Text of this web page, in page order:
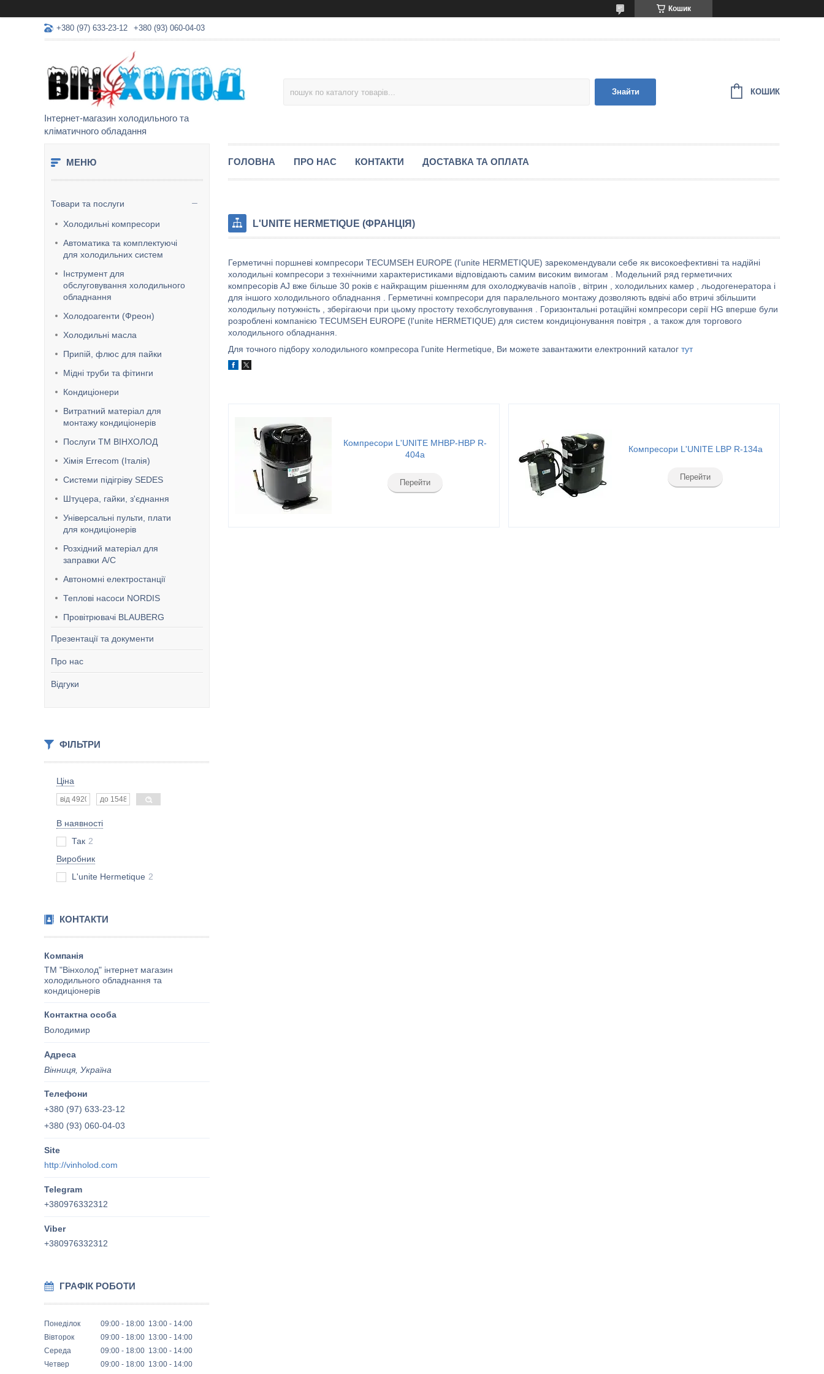
Кошик
+380 (97) 633-23-12 +380 (93) 060-04-03
Інтернет-магазин холодильного та
кліматичного обладання
Знайти КОШИК
Товари та послуги
Холодильні компресори
Автоматика та комплектуючі
для холодильних систем
Інструмент для
обслуговування холодильного
обладнання
Холодоагенти (Фреон)
Холодильні масла
Припій, флюс для пайки
Мідні труби та фітинги
Кондиціонери
Витратний матеріал для
монтажу кондиціонерів
Послуги ТМ ВІНХОЛОД
Хімія Errecom (Італія)
Системи підігріву SEDES
Штуцера, гайки, з'єднання
Універсальні пульти, плати
для кондиціонерів
Розхідний матеріал для
заправки А/С
Автономні електростанції
Теплові насоси NORDIS
Провітрювачі BLAUBERG
Презентації та документи
Про нас
Відгуки
ФІЛЬТРИ
Ціна
В наявності
Так 2
Виробник
L'unite Hermetique 2
КОНТАКТИ
ТМ "Вінхолод" інтернет магазин
холодильного обладнання та
кондиціонерів
Володимир
Вінниця, Україна
+380 (97) 633-23-12
+380 (93) 060-04-03
http://vinholod.com
+380976332312
+380976332312
ГРАФІК РОБОТИ
Понеділок 09:00 18:00 13:00
14:00
Вівторок
09:00 18:00 13:00
14:00
Середа
09:00 18:00 13:00
14:00
Четвер
09:00 18:00 13:00
14:00
ГОЛОВНА ПРО НАС КОНТАКТИ ДОСТАВКА ТА ОПЛАТА
L'UNITE HERMETIQUE (ФРАНЦІЯ)
Герметичні поршневі компресори TECUMSEH EUROPE (l'unite HERMETIQUE) зарекомендували себе як високоефективні та надійні
холодильні компресори з технічними характеристиками відповідають самим високим вимогам . Модельний ряд герметичних
компресорів AJ вже більше 30 років є найкращим рішенням для охолоджувачів напоїв , вітрин , холодильних камер , льодогенератора і
для іншого холодильного обладнання . Герметичні компресори для паралельного монтажу дозволяють вдвічі або втричі збільшити
холодильну потужність , зберігаючи при цьому простоту техобслуговування . Горизонтальні ротаційні компресори серії HG вперше були
розроблені компанією TECUMSEH EUROPE (l'unite HERMETIQUE) для систем кондиціонування повітря , а також для торгового
холодильного обладнання.
Для точного підбору холодильного компресора l'unite Hermetique, Ви можете завантажити електронний каталог тут
Компресори L'UNITE MHBP-HBP R-
404a
Перейти
Компресори L'UNITE LBP R-134a
Перейти